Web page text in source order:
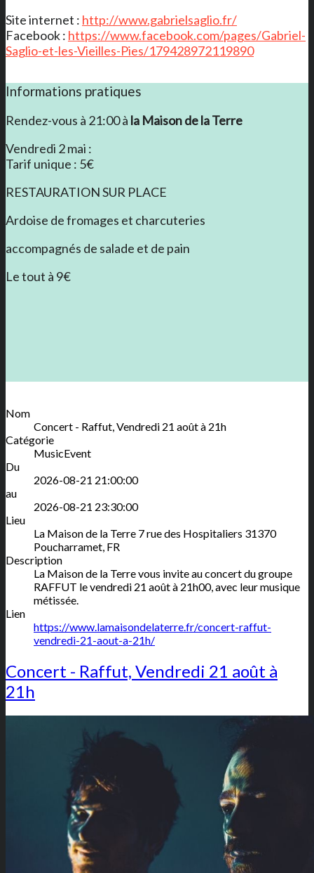
Site internet : http://www.gabrielsaglio.fr/
Facebook : https://www.facebook.com/pages/Gabriel-
Saglio-et-les-Vieilles-Pies/179428972119890
Informations pratiques
Rendez-vous à 21:00 à la Maison de la Terre
Vendredi 2 mai :
Tarif unique : 5€
RESTAURATION SUR PLACE
Ardoise de fromages et charcuteries
accompagnés de salade et de pain
Le tout à 9€
Nom
Concert - Raffut, Vendredi 21 août à 21h
Catégorie
MusicEvent
Du
2026-08-21 21:00:00
au
2026-08-21 23:30:00
Lieu
La Maison de la Terre 7 rue des Hospitaliers 31370
Poucharramet, FR
Description
La Maison de la Terre vous invite au concert du groupe
RAFFUT le vendredi 21 août à 21h00, avec leur musique
métissée.
Lien
https://www.lamaisondelaterre.fr/concert-raffut-
vendredi-21-aout-a-21h/
Concert - Raffut, Vendredi 21 août à
21h